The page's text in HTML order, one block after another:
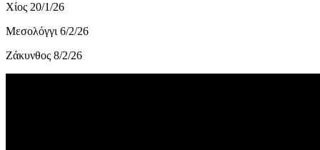
Χίος 20/1/26
Μεσολόγγι 6/2/26
Ζάκυνθος 8/2/26